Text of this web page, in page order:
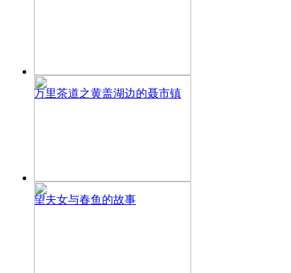
万里茶道之黄盖湖边的聂市镇
望夫女与春鱼的故事